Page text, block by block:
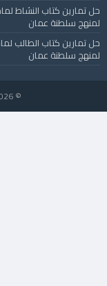
حل تمارين كتاب النشاط
لمنهج سلطنة عمان
حل تمارين كتاب الطالب
لمنهج سلطنة عمان
© 2026